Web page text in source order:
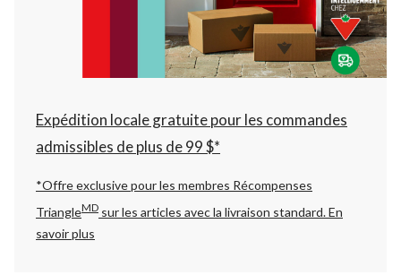
à
22:00
cliquer
pour
changer
Expédition locale gratuite pour les commandes
admissibles de plus de 99 $*
*Offre exclusive pour les membres Récompenses
TriangleMD sur les articles avec la livraison standard.En
savoir plus